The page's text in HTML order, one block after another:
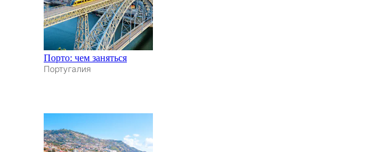
Порто: чем заняться
Португалия